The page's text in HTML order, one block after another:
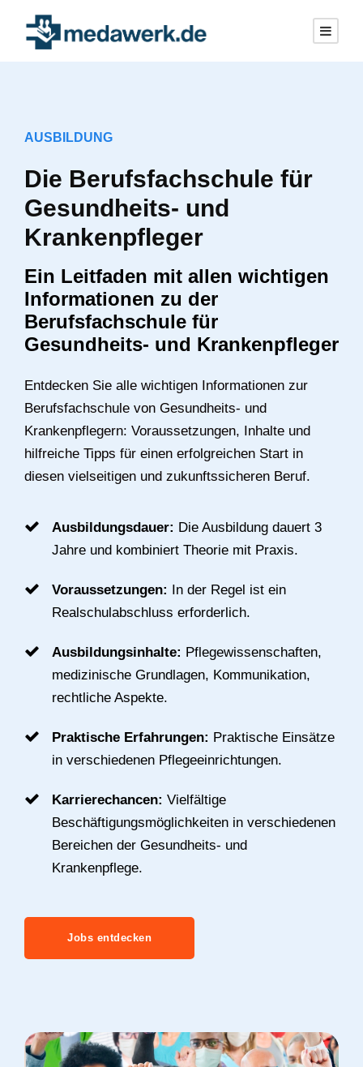
AUSBILDUNG
Die Berufsfachschule für
Gesundheits- und
Krankenpfleger
Ein Leitfaden mit allen wichtigen
Informationen zu der
Berufsfachschule für
Gesundheits- und Krankenpfleger
Entdecken Sie alle wichtigen Informationen zur
Berufsfachschule von Gesundheits- und
Krankenpflegern: Voraussetzungen, Inhalte und
hilfreiche Tipps für einen erfolgreichen Start in
diesen vielseitigen und zukunftssicheren Beruf.
Ausbildungsdauer: Die Ausbildung dauert 3
Jahre und kombiniert Theorie mit Praxis.
Voraussetzungen: In der Regel ist ein
Realschulabschluss erforderlich.
Ausbildungsinhalte: Pflegewissenschaften,
medizinische Grundlagen, Kommunikation,
rechtliche Aspekte.
Praktische Erfahrungen: Praktische Einsätze
in verschiedenen Pflegeeinrichtungen.
Karrierechancen: Vielfältige
Beschäftigungsmöglichkeiten in verschiedenen
Bereichen der Gesundheits- und
Krankenpflege.
Jobs entdecken